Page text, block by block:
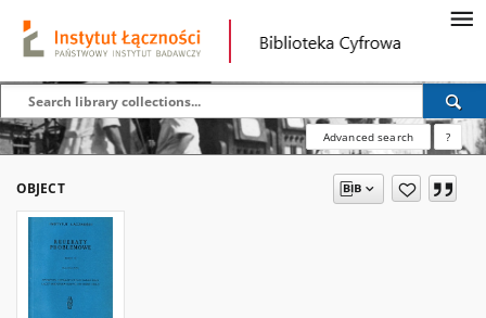
Advanced search ?
OBJECT